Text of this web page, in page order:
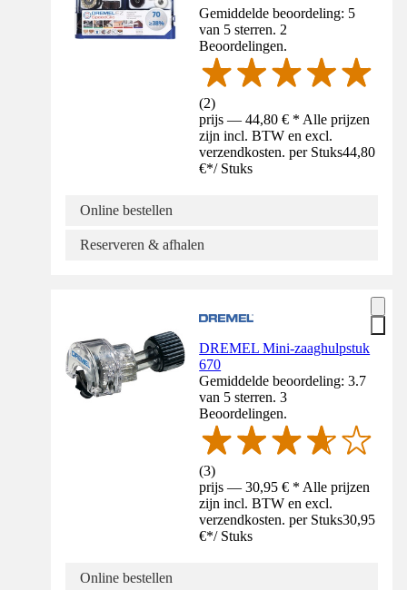
Gemiddelde beoordeling: 5
van 5 sterren. 2
Beoordelingen.
(2)
prijs — 44,80 € * Alle prijzen
zijn incl. BTW en excl.
verzendkosten. per Stuks44,80
€*/ Stuks
Online bestellen
Reserveren & afhalen
DREMEL Mini-zaaghulpstuk
670
Gemiddelde beoordeling: 3.7
van 5 sterren. 3
Beoordelingen.
(3)
prijs — 30,95 € * Alle prijzen
zijn incl. BTW en excl.
verzendkosten. per Stuks30,95
€*/ Stuks
Online bestellen